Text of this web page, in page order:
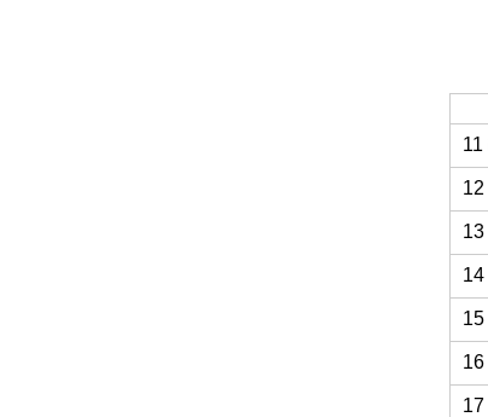
11
12
13
14
15
16
17